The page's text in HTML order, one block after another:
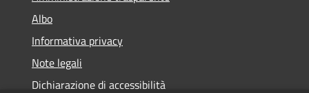
Albo
Informativa privacy
Note legali
Dichiarazione di accessibilità